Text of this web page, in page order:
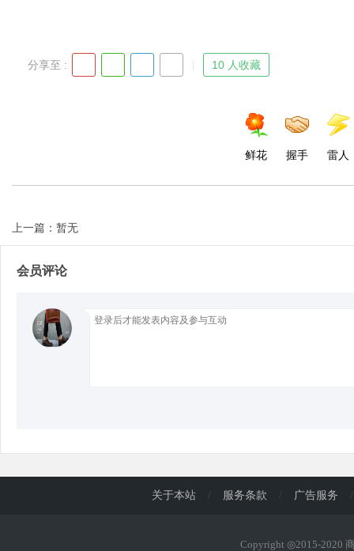
分享至 : 10 人收藏
鲜花 握手 雷人
上一篇：暂无
会员评论
关于本站 / 服务条款 / 广告服务 /
Copyright ◎2015-2020